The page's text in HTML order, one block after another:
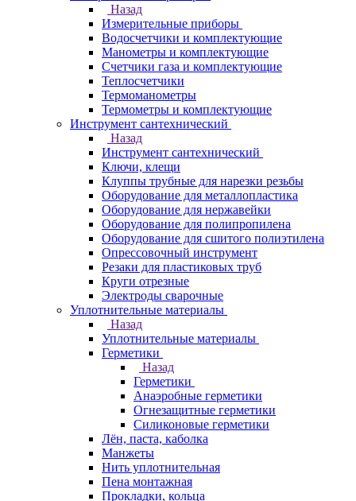
Назад
Измерительные приборы
Водосчетчики и комплектующие
Манометры и комплектующие
Счетчики газа и комплектующие
Теплосчетчики
Термоманометры
Термометры и комплектующие
Инструмент сантехнический
Назад
Инструмент сантехнический
Ключи, клещи
Клуппы трубные для нарезки резьбы
Оборудование для металлопластика
Оборудование для нержавейки
Оборудование для полипропилена
Оборудование для сшитого полиэтилена
Опрессовочный инструмент
Резаки для пластиковых труб
Круги отрезные
Электроды сварочные
Уплотнительные материалы
Назад
Уплотнительные материалы
Герметики
Назад
Герметики
Анаэробные герметики
Огнезащитные герметики
Силиконовые герметики
Лён, паста, каболка
Манжеты
Нить уплотнительная
Пена монтажная
Прокладки, кольца